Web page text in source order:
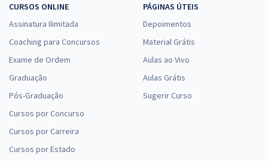
CURSOS ONLINE
Assinatura Ilimitada
Coaching para Concursos
Exame de Ordem
Graduação
Pós-Graduação
Cursos por Concurso
Cursos por Carreira
Cursos por Estado
PÁGINAS ÚTEIS
Depoimentos
Material Grátis
Aulas ao Vivo
Aulas Grátis
Sugerir Curso